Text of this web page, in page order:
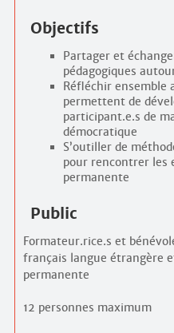
Objectifs
Partager et
pédagogiques
Réfléchir ensemble
permettent de
participant.e.s de
démocratique
S’outiller de
pour rencontrer les
permanente
Public
Formateur.rice.s et
français langue étrangère
permanente
12 personnes maximum